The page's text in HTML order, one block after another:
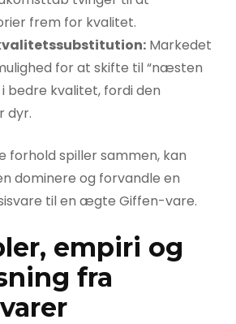
frem for kvalitet.
Markedet
for at skifte til “næsten
bedre kvalitet, fordi den
dyr.
forhold spiller sammen, kan
dominere og forvandle en
til en ægte Giffen-vare.
empiri og
fra